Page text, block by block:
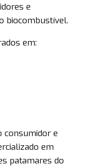
e
biocombustível.
em:
consumidor e
em
patamares do